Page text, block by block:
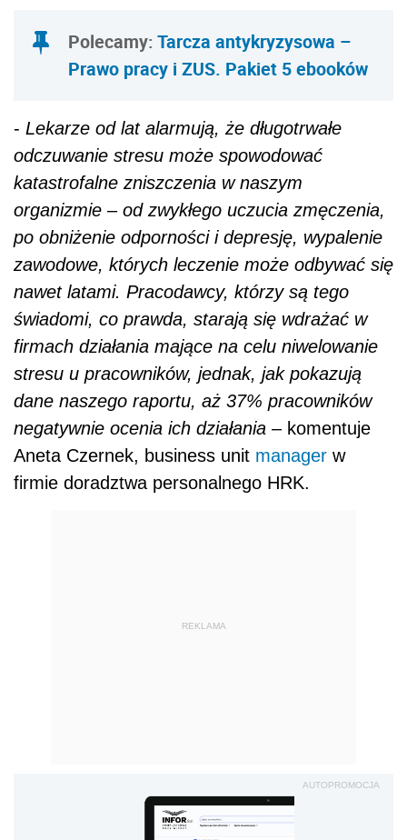
Polecamy: Tarcza antykryzysowa –
Prawo pracy i ZUS. Pakiet 5 ebooków
- Lekarze od lat alarmują, że długotrwałe
odczuwanie stresu może spowodować
katastrofalne zniszczenia w naszym
organizmie – od zwykłego uczucia zmęczenia,
po obniżenie odporności i depresję, wypalenie
zawodowe, których leczenie może odbywać się
nawet latami. Pracodawcy, którzy są tego
świadomi, co prawda, starają się wdrażać w
firmach działania mające na celu niwelowanie
stresu u pracowników, jednak, jak pokazują
dane naszego raportu, aż 37% pracowników
negatywnie ocenia ich działania – komentuje
Aneta Czernek, business unit manager w
firmie doradztwa personalnego HRK.
REKLAMA
AUTOPROMOCJA